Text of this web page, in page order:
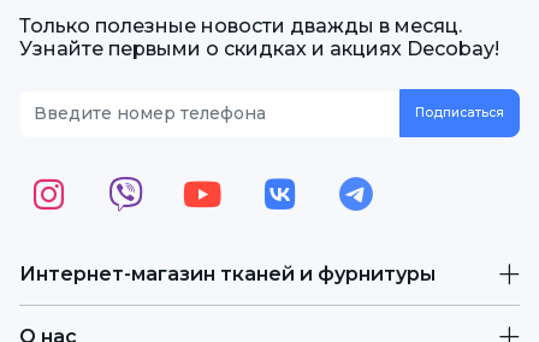
Интернет-магазин тканей и фурнитуры
О нас
Только полезные новости дважды в месяц.
Узнайте первыми о скидках и акциях Decobay!